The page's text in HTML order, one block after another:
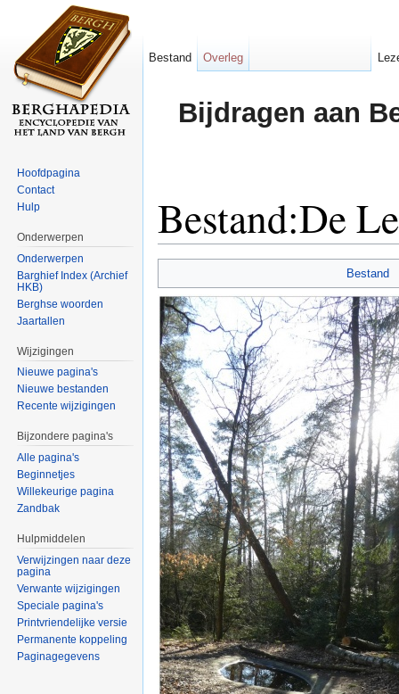
Bijdragen aan
Bestand:De
Bestand
Bestand Overleg
Hoofdpagina
Contact
Hulp
Onderwerpen
Onderwerpen
Barghief Index (Archief
HKB)
Berghse woorden
Jaartallen
Wijzigingen
Nieuwe pagina's
Nieuwe bestanden
Recente wijzigingen
Bijzondere pagina's
Alle pagina's
Beginnetjes
Willekeurige pagina
Zandbak
Hulpmiddelen
Verwijzingen naar deze
pagina
Verwante wijzigingen
Speciale pagina's
Printvriendelijke versie
Permanente koppeling
Paginagegevens